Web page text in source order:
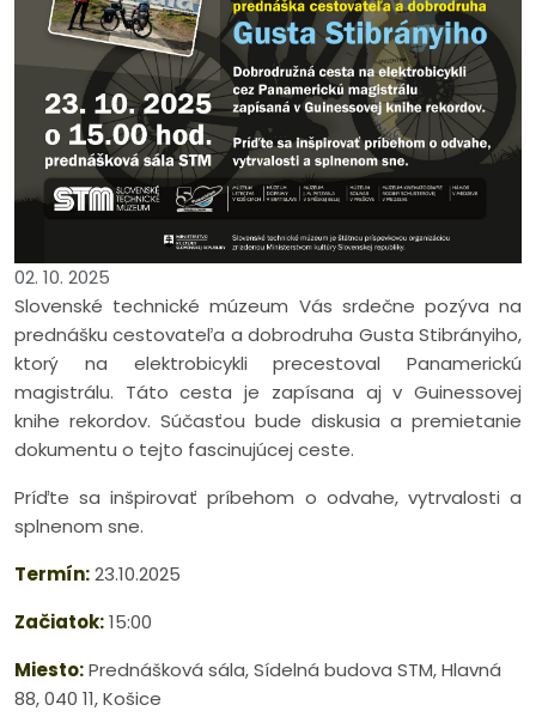
02. 10. 2025
Slovenské technické múzeum Vás srdečne pozýva na
prednášku cestovateľa a dobrodruha Gusta Stibrányiho,
ktorý na elektrobicykli precestoval Panamerickú
magistrálu. Táto cesta je zapísana aj v Guinessovej
knihe rekordov. Súčasťou bude diskusia a premietanie
dokumentu o tejto fascinujúcej ceste.
Príďte sa inšpirovať príbehom o odvahe, vytrvalosti a
splnenom sne.
Termín:23.10.2025
Začiatok:15:00
Miesto:Prednášková sála, Sídelná budova STM, Hlavná
88, 040 11, Košice